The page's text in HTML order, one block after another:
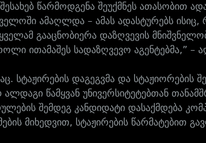
წარმოდგენა შეუქმნეს ათასობით
ამაღლდა – ამას ადასტურებს
გააცნობიერა დაზღვევის
ითამაშეს სადაზღვევო აგენტებმა,” –
სტაჟირების დაგეგვმა და სტაჟიორების
ალდაგი წამყვან უნივერსიტეტებთან
შემდეგ კანდიდატი დასაქმდება
მიხედვით, სტაჟირების წარმატებით